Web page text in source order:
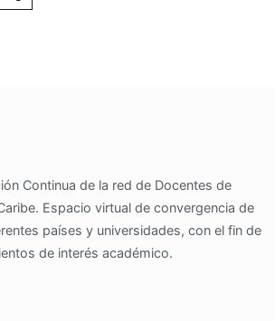
Continua de la red de Docentes de
Espacio virtual de convergencia de
países y universidades, con el fin de
de interés académico.